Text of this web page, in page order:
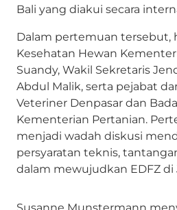
Bali yang diakui secara
Dalam pertemuan tersebut,
Kesehatan Hewan
Suandy, Wakil Sekretaris
Abdul Malik, serta pejabat
Veteriner Denpasar dan
Kementerian Pertanian.
menjadi wadah diskusi
persyaratan teknis,
dalam mewujudkan EDFZ di
Susanne Munstermann